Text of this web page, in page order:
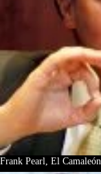
Frank Pearl, El Camaleón